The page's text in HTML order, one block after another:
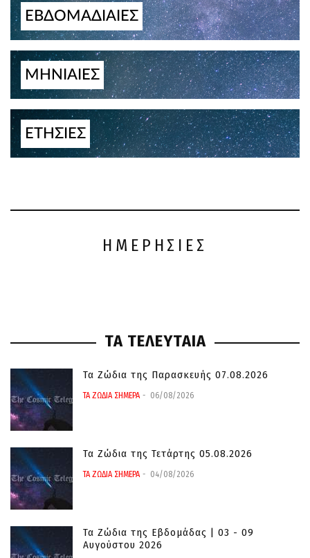
ΕΒΔΟΜΑΔΙΑΙΕΣ
ΜΗΝΙΑΙΕΣ
ΕΤΗΣΙΕΣ
ΗΜΕΡΗΣΙΕΣ
ΤΑ ΤΕΛΕΥΤΑΙΑ
Τα Ζώδια της Παρασκευής 07.08.2026
ΤΑ ΖΩΔΙΑ ΣΗΜΕΡΑ 06/08/2026
Τα Ζώδια της Τετάρτης 05.08.2026
ΤΑ ΖΩΔΙΑ ΣΗΜΕΡΑ 04/08/2026
Τα Ζώδια της Εβδομάδας | 03 - 09
Αυγούστου 2026